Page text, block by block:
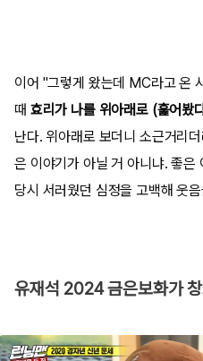
이어 "그렇게 왔는데 MC라고 온
때 효리가 나를 위아래로 (훑어봤
난다. 위아래로 보더니 소근거리
은 이야기가 아닐 거 아니냐. 좋은
당시 서러웠던 심정을 고백해 웃
유재석 2024 금은보화가